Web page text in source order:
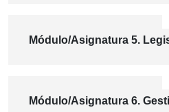
Módulo/Asignatura 5.
Módulo/Asignatura 6.